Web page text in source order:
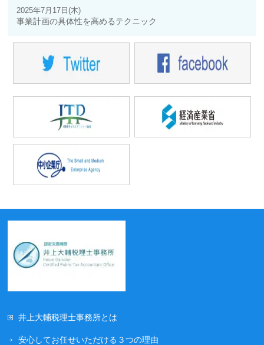
2025年7月17日(木)
事業計画の具体性を高めるテクニック
井上大輔税理士事務所とは
安心してお任せいただける３つの理由